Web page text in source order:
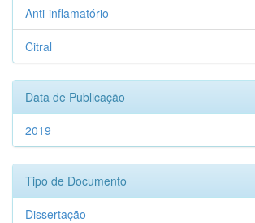
Anti-inflamatório
Citral
Data de Publicação
2019
Tipo de Documento
Dissertação